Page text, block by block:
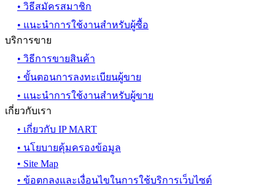
• วิธีสมัครสมาชิก
• แนะนำการใช้งานสำหรับผู้ซื้อ
บริการขาย
• วิธีการขายสินค้า
• ขั้นตอนการลงทะเบียนผู้ขาย
• แนะนำการใช้งานสำหรับผู้ขาย
เกี่ยวกับเรา
• เกี่ยวกับ IP MART
• นโยบายคุ้มครองข้อมูล
• Site Map
• ข้อตกลงและเงื่อนไขในการใช้บริการเว็บไซต์